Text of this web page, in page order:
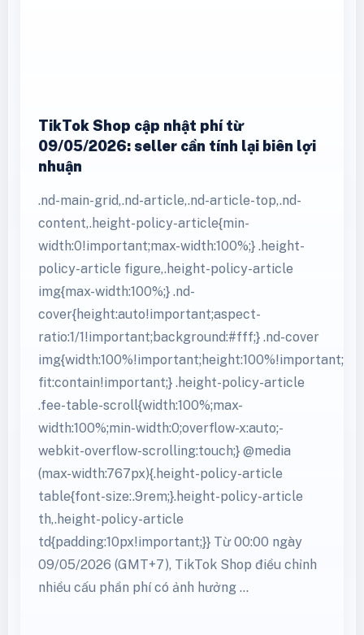
TikTok Shop cập nhật phí từ
09/05/2026: seller cần tính lại biên lợi
nhuận
.nd-main-grid,.nd-article,.nd-article-top,.nd-
content,.height-policy-article{min-
width:0!important;max-width:100%;} .height-
policy-article figure,.height-policy-article
img{max-width:100%;} .nd-
cover{height:auto!important;aspect-
ratio:1/1!important;background:#fff;} .nd-cover
fit:contain!important;} .height-policy-article
.fee-table-scroll{width:100%;max-
width:100%;min-width:0;overflow-x:auto;-
webkit-overflow-scrolling:touch;} @media
(max-width:767px){.height-policy-article
table{font-size:.9rem;}.height-policy-article
th,.height-policy-article
td{padding:10px!important;}} Từ 00:00 ngày
09/05/2026 (GMT+7), TikTok Shop điều chỉnh
nhiều cấu phần phí có ảnh hưởng …